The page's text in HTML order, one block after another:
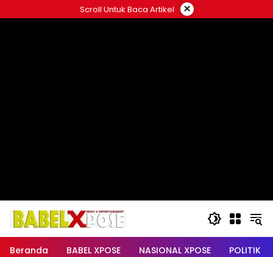
ke
Scroll Untuk Baca Artikel ×
Beranda BABEL XPOSE NASIONAL XPOSE POLITIK